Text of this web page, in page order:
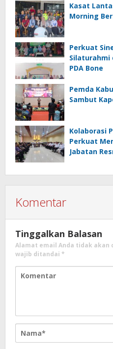
Kasat
Morning
Perkuat
Silaturahmi
PDA Bone
Pemda
Sambut
Kolaborasi
Perkuat
Jabatan
Komentar
Tinggalkan Balasan
Alamat email Anda tidak akan
wajib ditandai *